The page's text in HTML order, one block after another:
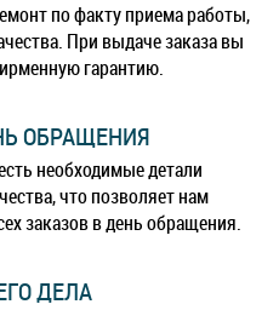
по факту приема работы,
При выдаче заказа вы
гарантию.
ОБРАЩЕНИЯ
необходимые детали
что позволяет нам
заказов в день обращения.
ДЕЛА